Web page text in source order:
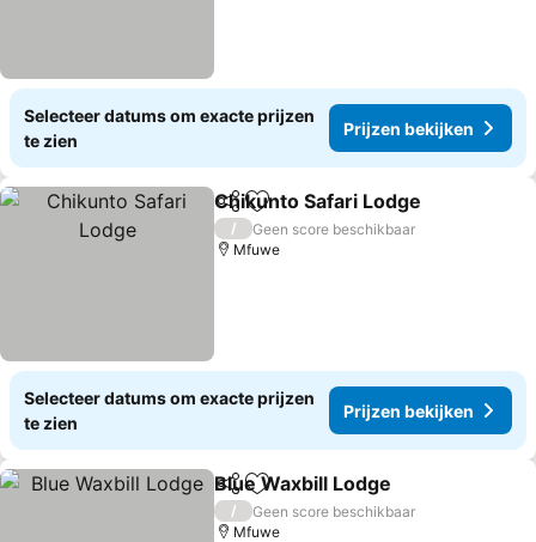
Selecteer datums om exacte prijzen
te zien
Prijzen bekijken
DelenToevoegen aan favorieten
Chikunto Safari Lodge
/
Geen score beschikbaar
Mfuwe
Selecteer datums om exacte prijzen
te zien
Prijzen bekijken
DelenToevoegen aan favorieten
Blue Waxbill Lodge
/
Geen score beschikbaar
Mfuwe